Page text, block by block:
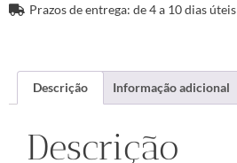
Prazos de entrega: de 4 a 10 dias úteis
Descrição Informação adicional
Descrição